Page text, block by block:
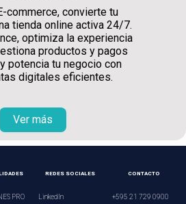
commerce, convierte tu
tienda online activa 24/7.
optimiza la experiencia
productos y pagos
potencia tu negocio con
digitales eficientes.
Ver más
PRO
REDES SOCIALES
LinkedIn
CONTACTO
+595 21 729 0900